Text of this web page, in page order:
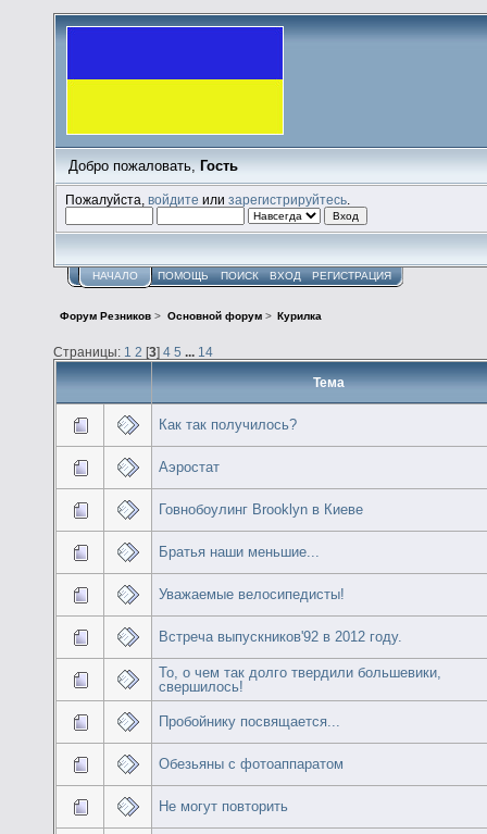
Добро пожаловать, Гость
Пожалуйста,войдите илизарегистрируйтесь
НАЧАЛО ПОМОЩЬ ПОИСК ВХОД РЕГИСТРАЦИЯ
Форум Резников > Основной форум> Курилка
Страницы: 1 2 [3] 4 5 ... 14
Тема
Как так получилось?
Аэростат
Говнобоулинг Brooklyn в Киеве
Братья наши меньшие...
Уважаемые велосипедисты!
Встреча выпускников'92 в 2012 году.
То, о чем так долго твердили большевики,
свершилось!
Пробойнику посвящается...
Обезьяны с фотоаппаратом
Не могут повторить